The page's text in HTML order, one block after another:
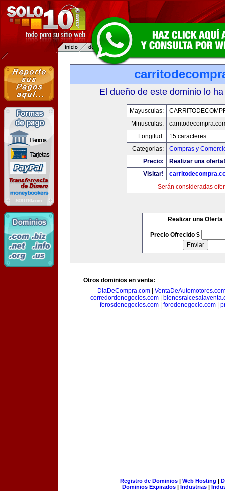
El dueño de este dominio lo
Mayusculas:
Minusculas:
Longitud:
15 caracteres
Categorias:
Compras y
Precio:
Realizar una oferta!
Visitar!
Serán consideradas
Realizar una Oferta
Precio Ofrecido $
Otros dominios en venta:
DiaDeCompra.com|
corredordenegocios.com
forosdenegocios.com
forodenegocio.com
Registro de Dominios| Web Hosting |
Dominios Expirados | Industrias |